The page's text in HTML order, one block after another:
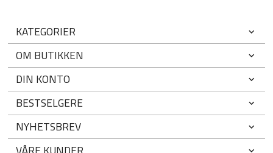
KATEGORIER
OM BUTIKKEN
DIN KONTO
BESTSELGERE
NYHETSBREV